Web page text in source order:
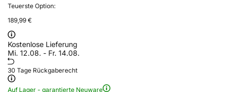
Teuerste Option:
189,99 €
Kostenlose Lieferung
Mi. 12.08. - Fr. 14.08.
30 Tage Rückgaberecht
Auf Lager - garantierte Neuware